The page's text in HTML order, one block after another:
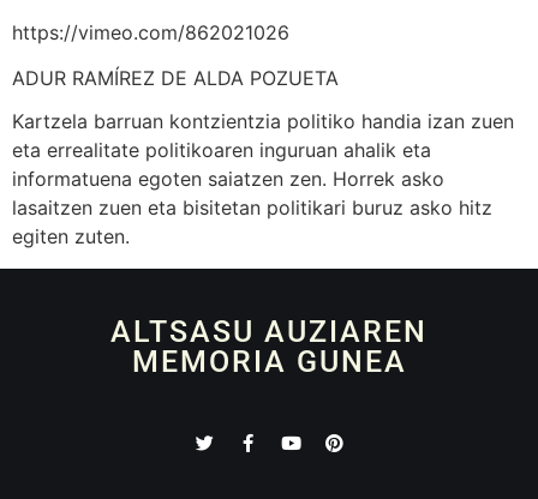
https://vimeo.com/862021026
ADUR RAMÍREZ DE ALDA POZUETA
Kartzela barruan kontzientzia politiko handia izan zuen
eta errealitate politikoaren inguruan ahalik eta
informatuena egoten saiatzen zen. Horrek asko
lasaitzen zuen eta bisitetan politikari buruz asko hitz
egiten zuten.
ALTSASU AUZIAREN
MEMORIA GUNEA